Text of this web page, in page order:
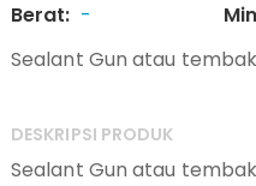
Berat: -
Sealant Gun atau
DESKRIPSI PRODUK
Sealant Gun atau